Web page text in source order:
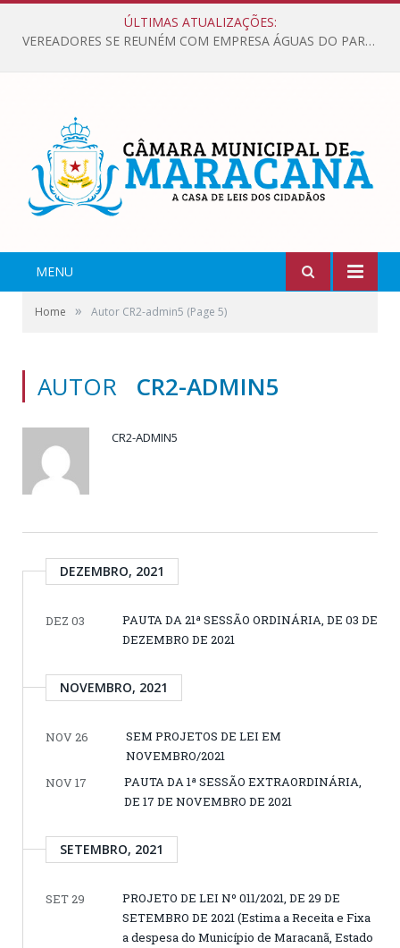
ÚLTIMAS ATUALIZAÇÕES:
VEREADORES SE REUNÉM COM EMPRESA ÁGUAS DO PARÁ, PARA APRESENTAR REIVINDICAÇÕES E MELHORIAS NA QUALIDADE DOS SERVIÇOS OFERECIDOS Á POPULAÇÃO.
MENU
Home » Autor CR2-admin5 (Page 5)
AUTOR CR2-ADMIN5
CR2-ADMIN5
DEZEMBRO, 2021
DEZ 03
PAUTA DA 21ª SESSÃO ORDINÁRIA, DE 03 DE
DEZEMBRO DE 2021
NOVEMBRO, 2021
NOV 26
SEM PROJETOS DE LEI EM
NOVEMBRO/2021
NOV 17
PAUTA DA 1ª SESSÃO EXTRAORDINÁRIA,
DE 17 DE NOVEMBRO DE 2021
SETEMBRO, 2021
SET 29
PROJETO DE LEI Nº 011/2021, DE 29 DE
SETEMBRO DE 2021 (Estima a Receita e Fixa
a despesa do Município de Maracanã, Estado